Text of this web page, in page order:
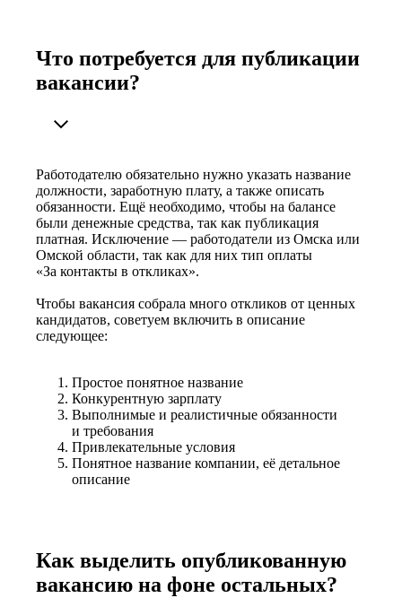
Что потребуется для публикации
вакансии?
Работодателю обязательно нужно указать название
должности, заработную плату, а также описать
обязанности. Ещё необходимо, чтобы на балансе
были денежные средства, так как публикация
платная. Исключение — работодатели из Омска или
Омской области, так как для них тип оплаты
«За контакты в откликах».
Чтобы вакансия собрала много откликов от ценных
кандидатов, советуем включить в описание
следующее:
Простое понятное название
Конкурентную зарплату
Выполнимые и реалистичные обязанности
и требования
Привлекательные условия
Понятное название компании, её детальное
описание
Как выделить опубликованную
вакансию на фоне остальных?